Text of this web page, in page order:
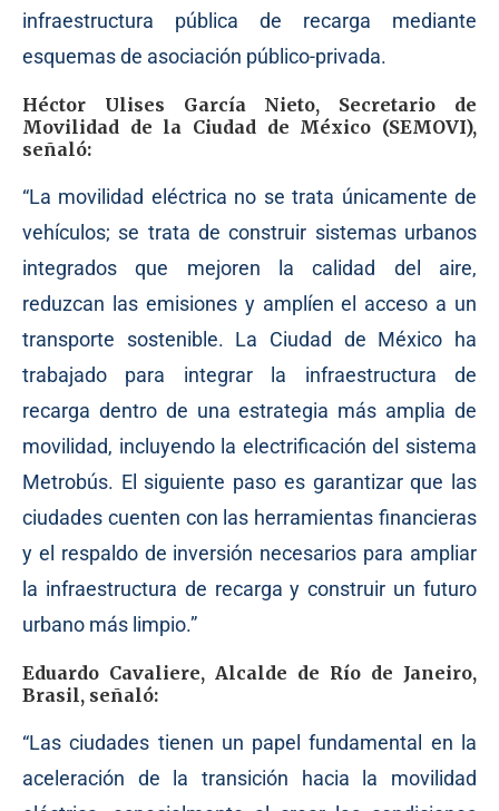
infraestructura pública de recarga mediante
esquemas de asociación público-privada.
Héctor Ulises García Nieto, Secretario de
Movilidad de la Ciudad de México (SEMOVI),
señaló:
“La movilidad eléctrica no se trata únicamente de
vehículos; se trata de construir sistemas urbanos
integrados que mejoren la calidad del aire,
reduzcan las emisiones y amplíen el acceso a un
transporte sostenible. La Ciudad de México ha
trabajado para integrar la infraestructura de
recarga dentro de una estrategia más amplia de
movilidad, incluyendo la electrificación del sistema
Metrobús. El siguiente paso es garantizar que las
ciudades cuenten con las herramientas financieras
y el respaldo de inversión necesarios para ampliar
la infraestructura de recarga y construir un futuro
urbano más limpio.”
Eduardo Cavaliere, Alcalde de Río de Janeiro,
Brasil, señaló:
“Las ciudades tienen un papel fundamental en la
aceleración de la transición hacia la movilidad